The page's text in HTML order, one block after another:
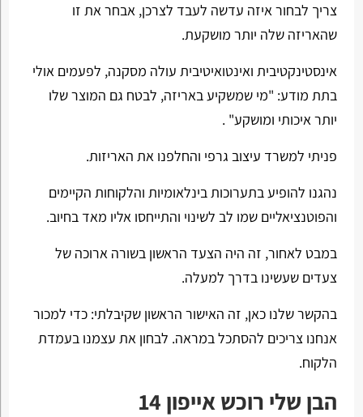
צריך לבחור איזה עדשה לעבד לצרכן, אבחר את זו
שהאריזה שלה יותר מושקעת.
אינסטינקטיבית ואינטואיטיבית עולה מסקנה, לפעמים אולי
בתת מודע: "מי שמשקיע באריזה, לבטח גם המוצר שלו
יותר איכותי ומושקע" .
פניתי למשרד עיצוב גרפי והחלפנו את האריזות.
נהגנו להופיע בתערוכות בינלאומיות והלקוחות הקיימים
והפוטנציאליים שמו לב לשינוי והתייחסו אליו מאד בחיוב.
במבט לאחור, זה היה הצעד הראשון בשורה ארוכה של
צעדים שעשינו בדרך למעלה.
בהקשר שלנו כאן, זה האישור הראשון שקיבלתי: כדי למכור
אנחנו צריכים להסתכל במראה. לבחון את עצמנו בעמדת
הלקוח.
הבן שלי רוכש אייפון 14